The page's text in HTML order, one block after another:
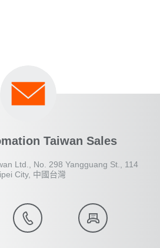
Taiwan Sales
Ltd., No. 298 Yangguang St., 114
City, 中國台灣